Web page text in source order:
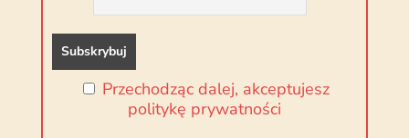
Przechodząc dalej, akceptujesz
politykę prywatności